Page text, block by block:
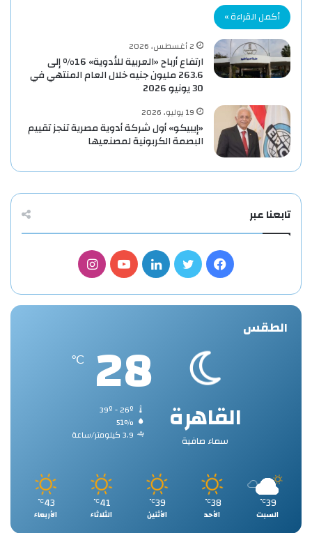
أكمل القراءة »
2 أغسطس، 2026
ارتفاع أرباح «العربية للأدوية» 16% إلى
263.6 مليون جنيه خلال العام المنتهي في
30 يونيو 2026
19 يوليو، 2026
«إيبيكو» أول شركة أدوية مصرية تنجز تقييم
البصمة الكربونية لمصنعيها
تابعنا عبر
فيسبوك
تويتر لينكدإنيوتيوبانستقرام
الطقس
القاهرة
سماء صافية
28
℃
51%
3.9 كيلومتر/ساعة
39
℃
السبت
38
℃
الأحد
39
℃
الأثنين
41
℃
الثلاثاء
43
℃
الأربعاء